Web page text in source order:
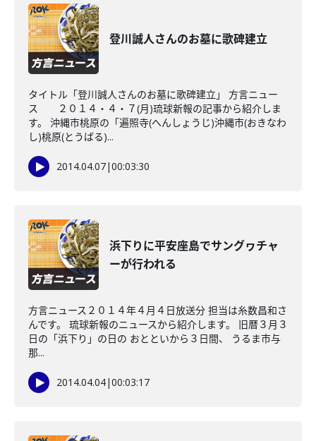
登川誠人さんのお墓に歌碑建立
タイトル「登川誠人さんのお墓に歌碑建立」 方言ニュー
ス ２０１４・４・７(月)琉球新報の記事から紹介しま
す。 沖縄市桃原の「遍照寺(へんしょうじ)沖縄市(おきなわ
し)桃原(とうばる)...
2014.04.07|00:03:30
浜下りに平安座島でサングヮチャ
ーが行われる
方言ニュース２０１４年４月４日放送分 担当は糸数昌和さ
んです。 琉球新報のニュースから紹介します。 旧暦３月３
日の「浜下り」の日の おとといから３日間、 うるま市与
那...
2014.04.04|00:03:17